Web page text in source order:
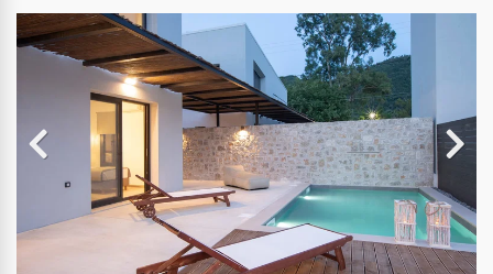
Αιδηψός
Αλεξανδρούπολη
Αλισσός Αχαΐας
Αλόννησος
Αμαλιάδα
Αμάρυνθος
ΤΎΠΟΣ ΔΙΑΤΡΟΦΉΣ
Διαμονή Μόνο
Ημιδιατροφή
Ημιδιατροφή + Ποτά
Πλήρης Διατροφή